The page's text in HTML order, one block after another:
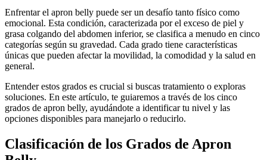
Enfrentar el apron belly puede ser un desafío tanto físico como
emocional. Esta condición, caracterizada por el exceso de piel y
grasa colgando del abdomen inferior, se clasifica a menudo en cinco
categorías según su gravedad. Cada grado tiene características
únicas que pueden afectar la movilidad, la comodidad y la salud en
general.
Entender estos grados es crucial si buscas tratamiento o exploras
soluciones. En este artículo, te guiaremos a través de los cinco
grados de apron belly, ayudándote a identificar tu nivel y las
opciones disponibles para manejarlo o reducirlo.
Clasificación de los Grados de Apron